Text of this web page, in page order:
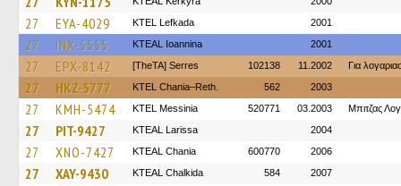
27 EYA-4029 KTEL Lefkada 2001
27 INX-5555 KTEAL Ioannina 2001
27 EPX-8142 [TheTA] Serres 102138 11.2002 Για
27 HKZ-5777 KTEL Chania–Reth. 562 2003
27 KMH-5474 KTEL Messinia 520771 03.2003 Μπιτζας
27 PIT-9427 KTEAL Larissa 2004
27 XNO-7427 KTEAL Chania 600770 2006
27 XAY-9430 KTEAL Chalkida 584 2007